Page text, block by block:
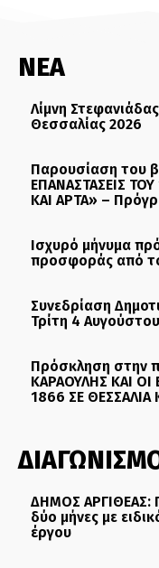
ΝΕΑ
Λίμνη
Θεσσαλίας 2026
Παρουσίαση του
ΕΠΑΝΑΣΤΑΣΕΙΣ
ΚΑΙ ΑΡΤΑ» –
Ισχυρό μήνυμα
προσφοράς από
Συνεδρίαση
Τρίτη 4
Πρόσκληση στην
ΚΑΡΑΟΥΛΗΣ ΚΑΙ ΟΙ
1866 ΣΕ ΘΕΣΣΑΛΙΑ
ΔΗΜΟΣ ΑΡΓΙΘΕΑΣ:
δύο μήνες με
έργου